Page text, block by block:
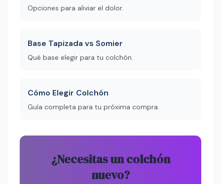
Opciones para aliviar el dolor.
Base Tapizada vs Somier
Qué base elegir para tu colchón.
Cómo Elegir Colchón
Guía completa para tu próxima compra.
¿Necesitas un colchón
nuevo?